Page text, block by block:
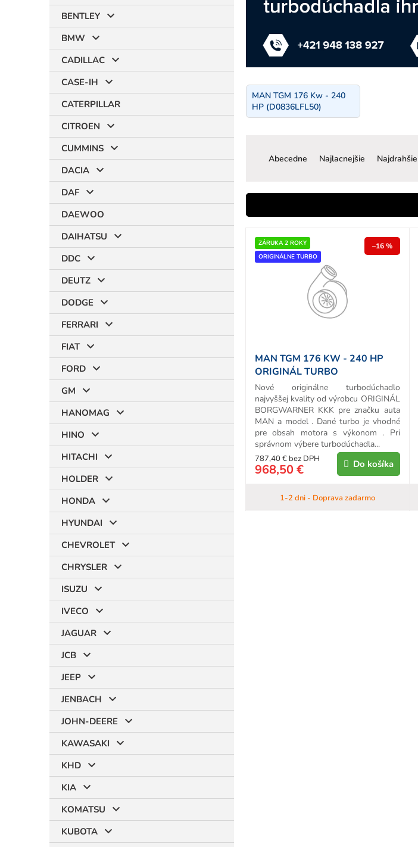
BENTLEY
BMW
CADILLAC
CASE-IH
CATERPILLAR
CITROEN
CUMMINS
DACIA
DAF
DAEWOO
DAIHATSU
DDC
DEUTZ
DODGE
FERRARI
FIAT
FORD
GM
HANOMAG
HINO
HITACHI
HOLDER
HONDA
HYUNDAI
CHEVROLET
CHRYSLER
ISUZU
IVECO
JAGUAR
JCB
JEEP
JENBACH
JOHN-DEERE
KAWASAKI
KHD
KIA
KOMATSU
KUBOTA
MAN TGM 176 Kw - 240
HP (D0836LFL50)
n
p
r
o
Abecedne Najlacnejšie Najdrahšie
ZÁRUKA 2 ROKY
ORIGINÁLNE TURBO
–16 %
MAN TGM 176 KW - 240 HP
ORIGINÁL TURBO
1-2 dni - Doprava zadarmo
787,40 € bez DPH
968,50 € Do košíka
Nové originálne turbodúchadlo
najvyššej kvality od výrobcu ORIGINÁL
BORGWARNER KKK pre značku auta
MAN a model . Dané turbo je vhodné
pre obsah motora s výkonom . Pri
správnom výbere turbodúchadla...